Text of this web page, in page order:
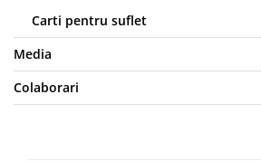
Carti pentru suflet
Media
Colaborari